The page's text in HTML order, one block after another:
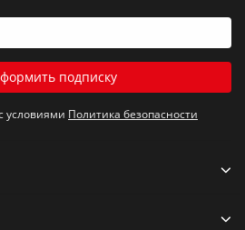
подписку
условиями Политика безопасности